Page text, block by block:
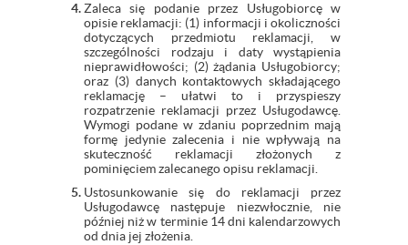
Zaleca się podanie przez Usługobiorcę w
opisie reklamacji: (1) informacji i okoliczności
dotyczących przedmiotu reklamacji, w
szczególności rodzaju i daty wystąpienia
nieprawidłowości; (2) żądania Usługobiorcy;
oraz (3) danych kontaktowych składającego
reklamację – ułatwi to i przyspieszy
rozpatrzenie reklamacji przez Usługodawcę.
Wymogi podane w zdaniu poprzednim mają
formę jedynie zalecenia i nie wpływają na
skuteczność reklamacji złożonych z
pominięciem zalecanego opisu reklamacji.
Ustosunkowanie się do reklamacji przez
Usługodawcę następuje niezwłocznie, nie
później niż w terminie 14 dni kalendarzowych
od dnia jej złożenia.